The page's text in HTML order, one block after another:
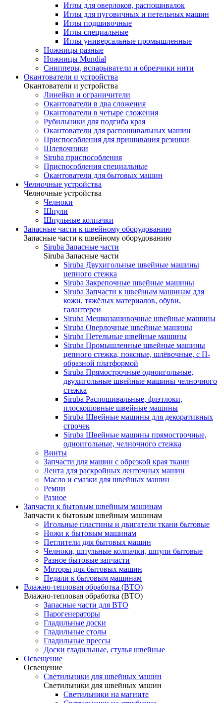
Иглы для оверлоков, распошивалок
Иглы для пуговичных и петельных машин
Иглы подшивочные
Иглы специальные
Иглы универсальные промышленные
Ножницы разные
Ножницы Mundial
Снипперы, вспарыватели и обрезчики нити
Окантователи и устройства
Окантователи и устройства
Линейки и ограничители
Окантователи в два сложения
Окантователи в четыре сложения
Рубильники для подгиба края
Окантователи для распошивальных машин
Приспособления для пришивания резинки
Шлевочники
Siruba приспособления
Приспособления специальные
Окантователи для бытовых машин
Челночные устройства
Челночные устройства
Челноки
Шпули
Шпульные колпачки
Запасные части к швейному оборудованию
Запасные части к швейному оборудованию
Siruba Запасные части
Siruba Запасные части
Siruba Двухигольные швейные машины
цепного стежка
Siruba Закрепочные швейные машины
Siruba Запчасти к швейным машинам для
кожи, тяжёлых материалов, обуви,
галантереи
Siruba Мешкозашивочные швейные машины
Siruba Оверлочные швейные машины
Siruba Петельные швейные машины
Siruba Промышленные швейные машины
цепного стежка, поясные, шлёвочные, с П-
образной платформой
Siruba Прямострочные одноигольные,
двухигольные швейные машины челночного
стежка
Siruba Распошивальные, флэтлоки,
плоскошовные швейные машины
Siruba Швейные машины для декоративных
строчек
Siruba Швейные машины прямострочные,
одноигольные, челночного стежка
Винты
Запчасти для машин с обрезкой края ткани
Лента для раскройных ленточных машин
Масло и смазки для швейных машин
Ремни
Разное
Запчасти к бытовым швейным машинам
Запчасти к бытовым швейным машинам
Игольные пластины и двигатели ткани бытовые
Ножи к бытовым машинам
Петлители для бытовых машин
Челноки, шпульные колпачки, шпули бытовые
Разное бытовые запчасти
Моторы для бытовых машин
Педали к бытовым машинам
Влажно-тепловая обработка (ВТО)
Влажно-тепловая обработка (ВТО)
Запасные части для ВТО
Парогенераторы
Гладильные доски
Гладильные столы
Гладильные прессы
Доски гладильные, стулья швейные
Освещение
Освещение
Светильники для швейных машин
Светильники для швейных машин
Светильники на магните